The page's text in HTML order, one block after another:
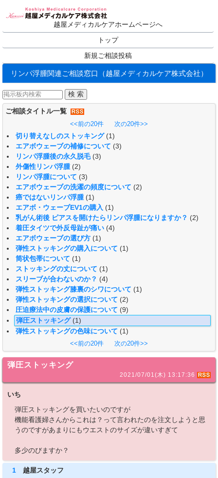
越屋メディカルケアホームページへ
トップ
新規ご相談投稿
リンパ浮腫関連ご相談窓口（越屋メディカルケア株式会社）
ご相談タイトル一覧
<<前の20件
次の20件>>
切り替えなしのストッキング (1)
エアボウェーブの補修について (3)
リンパ浮腫後の永久脱毛 (3)
外傷性リンパ浮腫 (2)
リンパ浮腫について (3)
エアボウェーブの洗濯の頻度について (2)
癌ではないリンパ浮腫 (1)
エアボ・ウェーブEV1の購入 (1)
乳がん術後 ピアスを開けたらリンパ浮腫になりますか？ (2)
着圧タイツで外反母趾が痛い (4)
エアボウェーブの選び方 (1)
弾性ストッキングの購入について (1)
筒状包帯について (1)
ストッキングの丈について (1)
スリーブが合わないのか？ (4)
弾性ストッキング膝裏のシワについて (1)
弾性ストッキングの選択について (2)
圧迫療法中の皮膚の保護について (9)
弾圧ストッキング (1)
弾性ストッキングの色味について (1)
<<前の20件
次の20件>>
弾圧ストッキング
2021/07/01(木) 13:17:36
いち
弾圧ストッキングを買いたいのですが
機能看護婦さんからこれは？って言われたのを注文しようと思
うのですがあまりにもウエストのサイズが違いすぎて
多少のびますか？
1 越屋スタッフ